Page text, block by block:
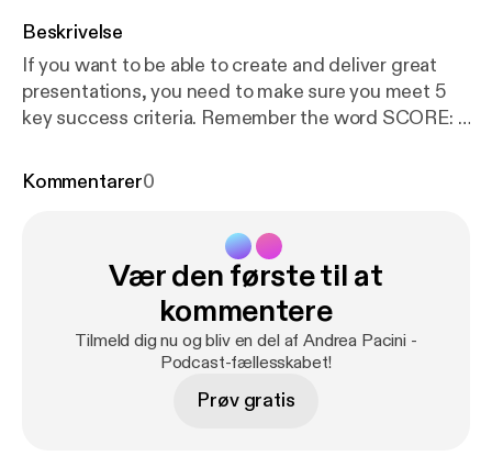
Beskrivelse
If you want to be able to create and deliver great
presentations, you need to make sure you meet 5
key success criteria. Remember the word SCORE: 1.
this video I unpack the Presentation SCORE
Kommentarer0
Vær den første til at
kommentere
Tilmeld dig nu og bliv en del af Andrea Pacini -
Podcast-fællesskabet!
Prøv gratis